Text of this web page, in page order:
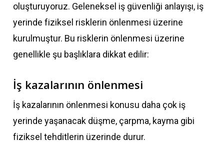
oluşturuyoruz. Geleneksel iş güvenliği anlayışı, iş
yerinde fiziksel risklerin önlenmesi üzerine
kurulmuştur. Bu risklerin önlenmesi üzerine
genellikle şu başlıklara dikkat edilir:
İş kazalarının önlenmesi
İş kazalarının önlenmesi konusu daha çok iş
yerinde yaşanacak düşme, çarpma, kayma gibi
fiziksel tehditlerin üzerinde durur.